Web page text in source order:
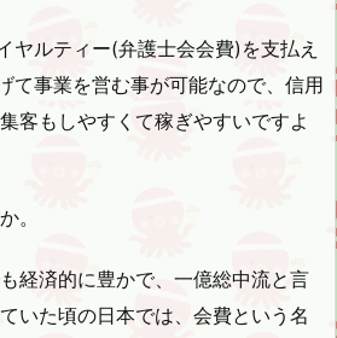
ヤルティー(弁護士会会費)を支払え
て事業を営む事が可能なので、信用
客もしやすくて稼ぎやすいですよ
。
経済的に豊かで、一億総中流と言
いた頃の日本では、会費という名